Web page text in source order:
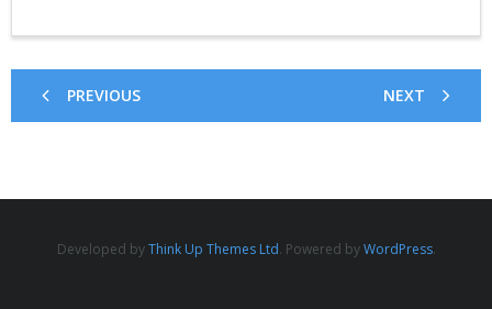
PREVIOUS NEXT
Developed byThink Up Themes Ltd. Powered byWordPress.